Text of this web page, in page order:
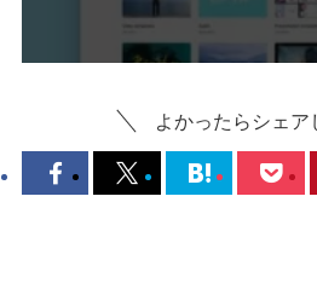
よかったらシェア